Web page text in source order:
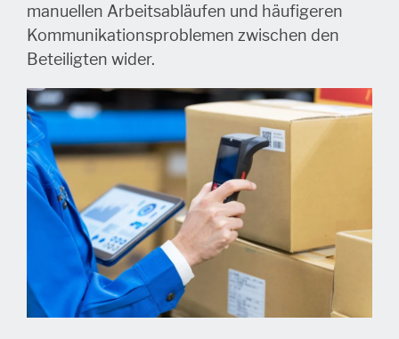
manuellen Arbeitsabläufen und häufigeren
Kommunikationsproblemen zwischen den
Beteiligten wider.